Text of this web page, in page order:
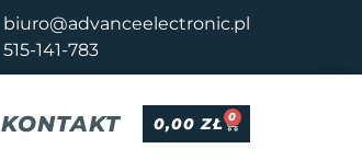
biuro@advanceelectronic.pl
515-141-783
KONTAKT 0,00ZŁ 0